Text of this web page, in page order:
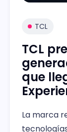
TCL
TCL
que
La marca